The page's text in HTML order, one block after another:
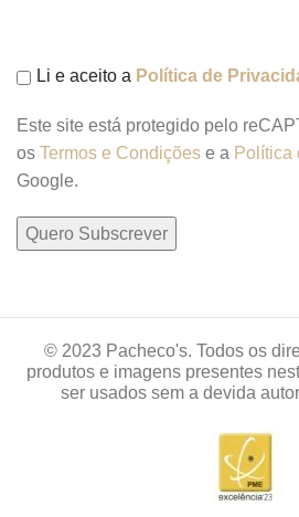
Li e aceito a Política de
Este site está protegido pelo
os Termos e Condições e a Política
Google.
© 2023 Pacheco's. Todos os
produtos e imagens presentes
ser usados sem a devida